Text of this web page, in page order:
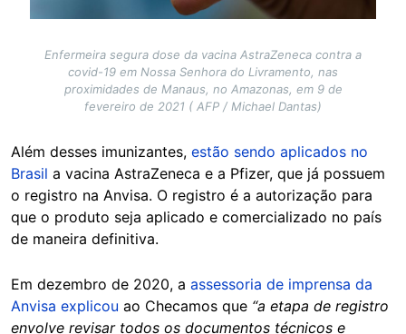
Enfermeira segura dose da vacina AstraZeneca contra a
covid-19 em Nossa Senhora do Livramento, nas
proximidades de Manaus, no Amazonas, em 9 de
fevereiro de 2021 ( AFP / Michael Dantas)
Além desses imunizantes, estão sendo aplicados no
Brasil a vacina AstraZeneca e a Pfizer, que já possuem
o registro na Anvisa. O registro é a autorização para
que o produto seja aplicado e comercializado no país
de maneira definitiva.
Em dezembro de 2020, a assessoria de imprensa da
Anvisa explicou ao Checamos que “a etapa de registro
envolve revisar todos os documentos técnicos e